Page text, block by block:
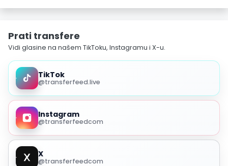
Prati transfere
Vidi glasine na našem TikToku, Instagramu i X-u.
TikTok
@transferfeed.live
Instagram
@transferfeedcom
X
@transferfeedcom